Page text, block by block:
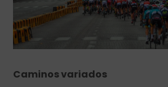
Caminos variados